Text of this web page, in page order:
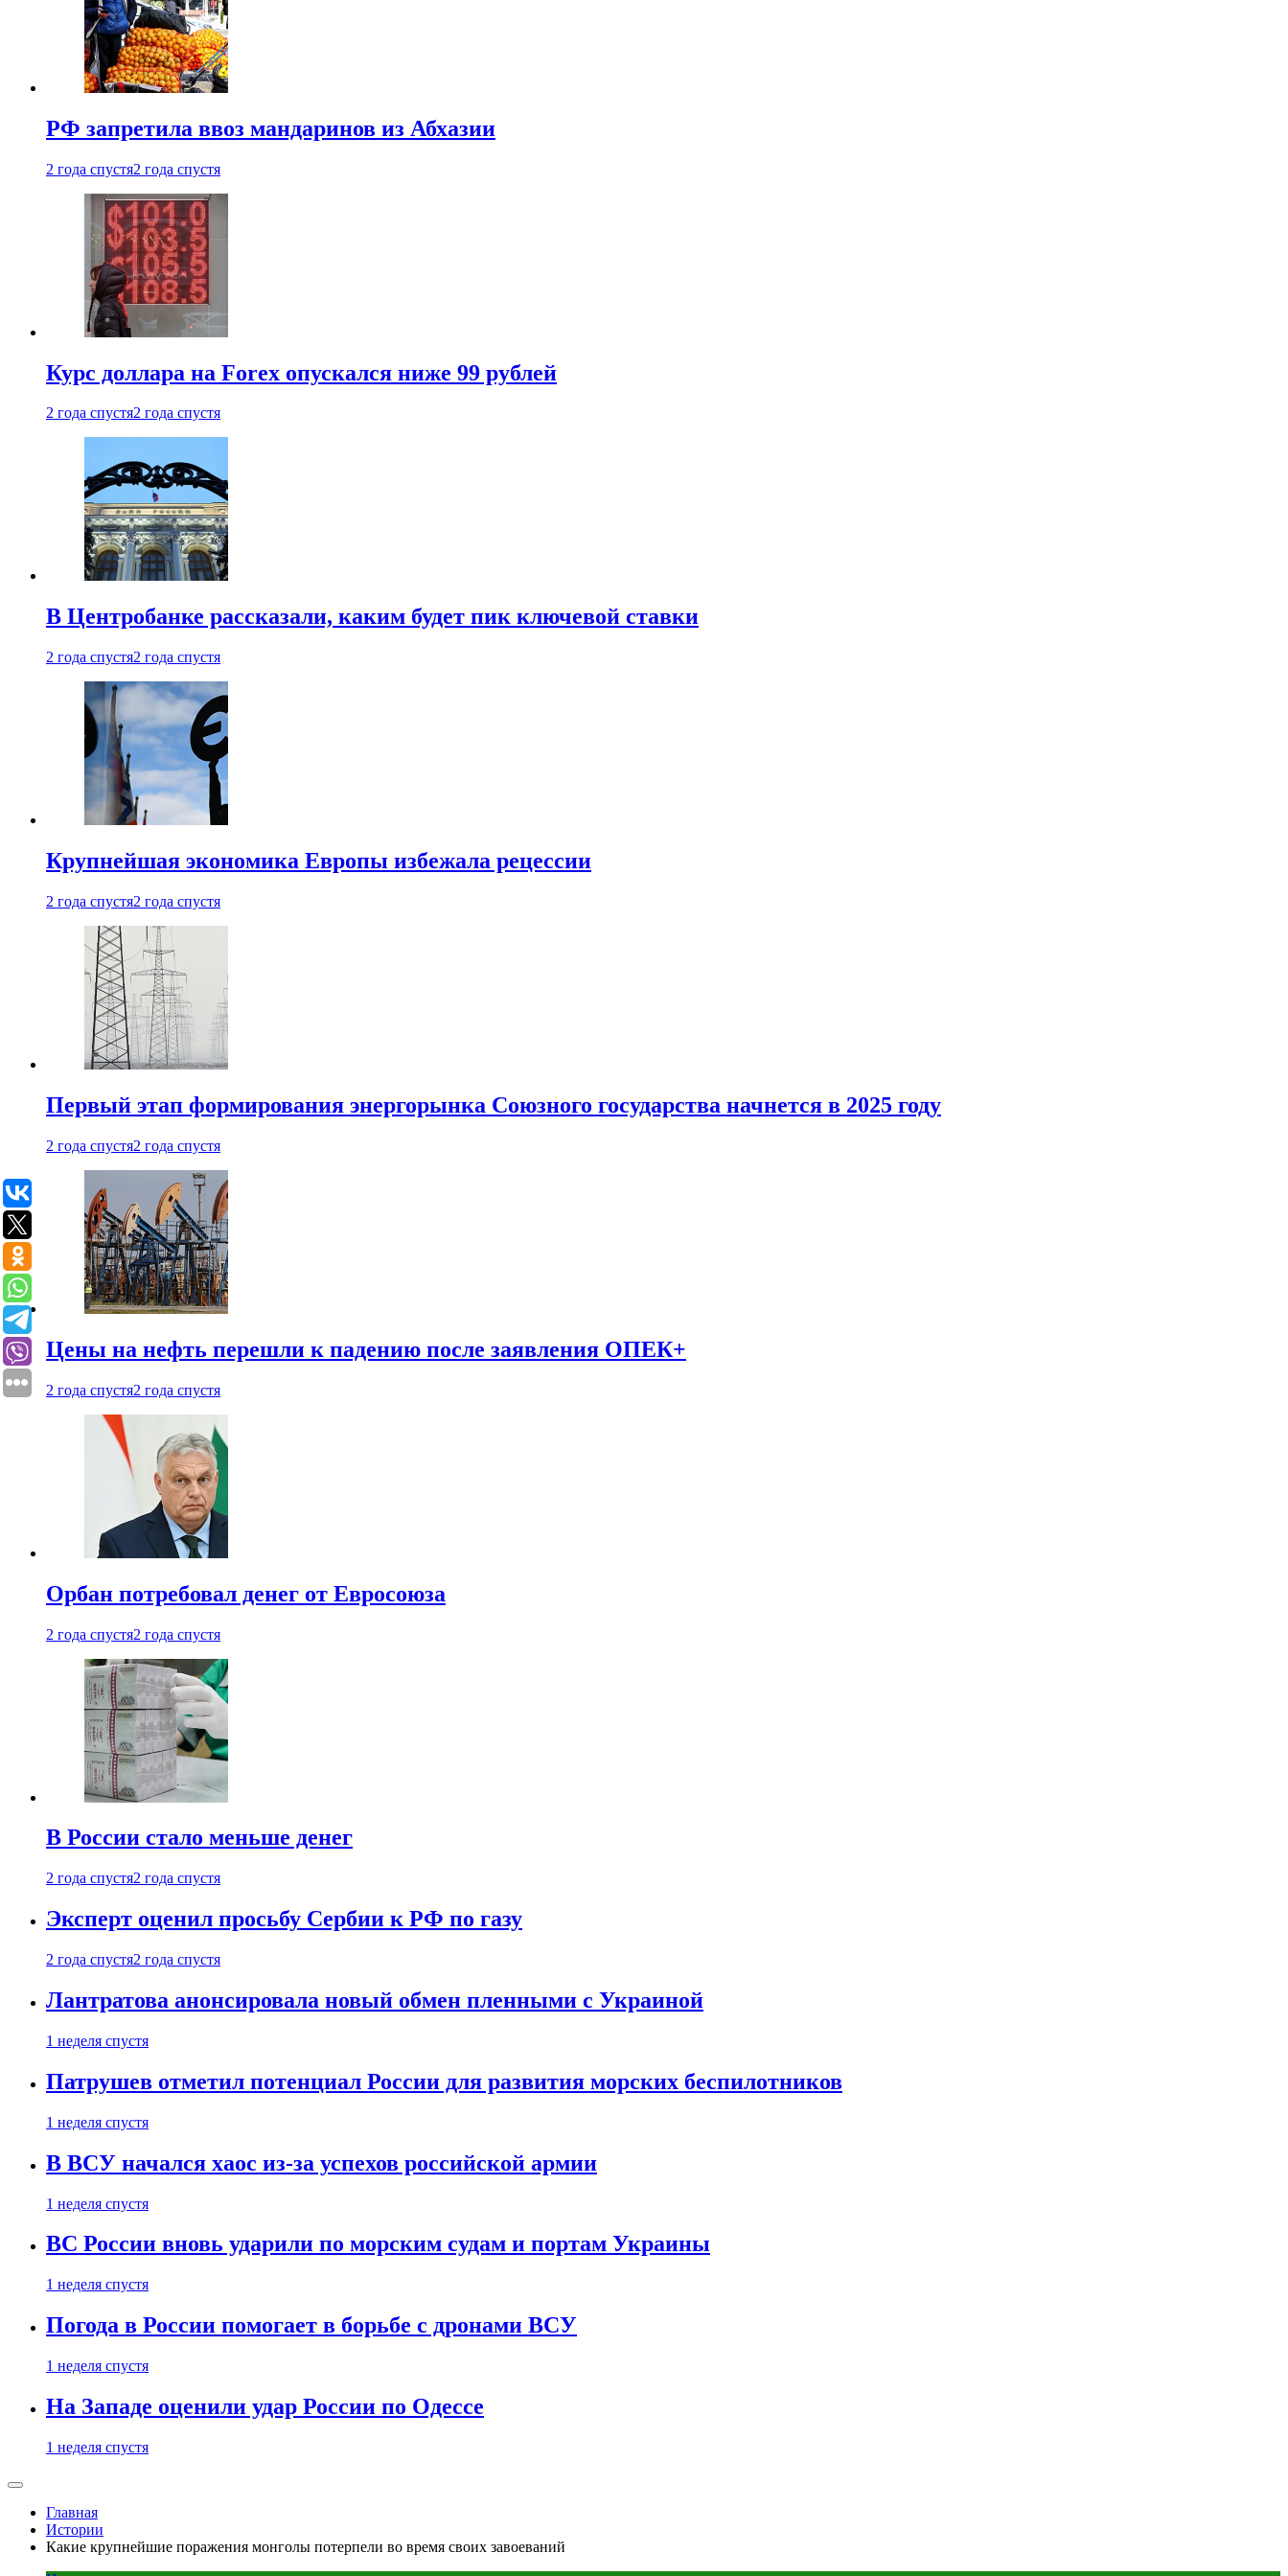
РФ запретила ввоз мандаринов из Абхазии
2 года спустя2 года спустя
Курс доллара на Forex опускался ниже 99 рублей
2 года спустя2 года спустя
В Центробанке рассказали, каким будет пик ключевой ставки
2 года спустя2 года спустя
Крупнейшая экономика Европы избежала рецессии
2 года спустя2 года спустя
Первый этап формирования энергорынка Союзного государства начнется в 2025 году
2 года спустя2 года спустя
Цены на нефть перешли к падению после заявления ОПЕК+
2 года спустя2 года спустя
Орбан потребовал денег от Евросоюза
2 года спустя2 года спустя
В России стало меньше денег
2 года спустя2 года спустя
Эксперт оценил просьбу Сербии к РФ по газу
2 года спустя2 года спустя
Лантратова анонсировала новый обмен пленными с Украиной
1 неделя спустя
Патрушев отметил потенциал России для развития морских беспилотников
1 неделя спустя
В ВСУ начался хаос из-за успехов российской армии
1 неделя спустя
ВС России вновь ударили по морским судам и портам Украины
1 неделя спустя
Погода в России помогает в борьбе с дронами ВСУ
1 неделя спустя
На Западе оценили удар России по Одессе
1 неделя спустя
Главная
Истории
Какие крупнейшие поражения монголы потерпели во время своих завоеваний